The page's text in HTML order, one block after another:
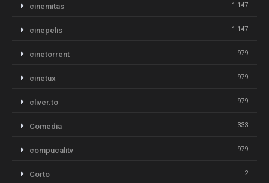
cinemitas 1.147
cinepelis 1.147
cinetorrent 979
cinetux 979
cliver.to 979
Comedia 333
compucalitv 979
Corto 2